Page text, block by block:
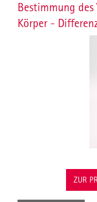
Bestimmung
Körper -
ZUR